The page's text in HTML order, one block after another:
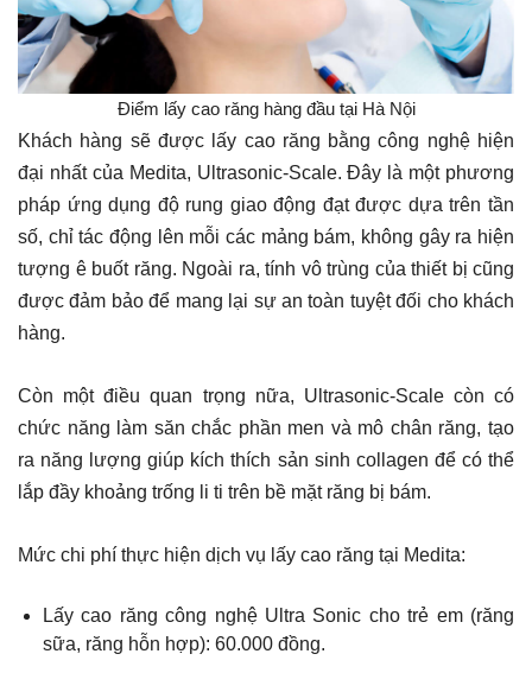
Điểm lấy cao răng hàng đầu tại Hà Nội
Khách hàng sẽ được lấy cao răng bằng công nghệ hiện
đại nhất của Medita, Ultrasonic-Scale. Đây là một phương
pháp ứng dụng độ rung giao động đạt được dựa trên tần
số, chỉ tác động lên mỗi các mảng bám, không gây ra hiện
tượng ê buốt răng. Ngoài ra, tính vô trùng của thiết bị cũng
được đảm bảo để mang lại sự an toàn tuyệt đối cho khách
hàng.
Còn một điều quan trọng nữa, Ultrasonic-Scale còn có
chức năng làm săn chắc phần men và mô chân răng, tạo
ra năng lượng giúp kích thích sản sinh collagen để có thể
lắp đầy khoảng trống li ti trên bề mặt răng bị bám.
Mức chi phí thực hiện dịch vụ lấy cao răng tại Medita:
Lấy cao răng công nghệ Ultra Sonic cho trẻ em (răng
sữa, răng hỗn hợp): 60.000 đồng.